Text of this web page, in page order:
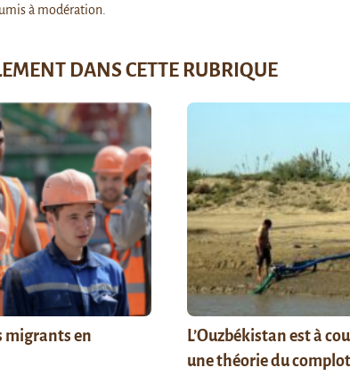
à modération.
DANS CETTE RUBRIQUE
migrants en
L’Ouzbékistan est à
une théorie du complot